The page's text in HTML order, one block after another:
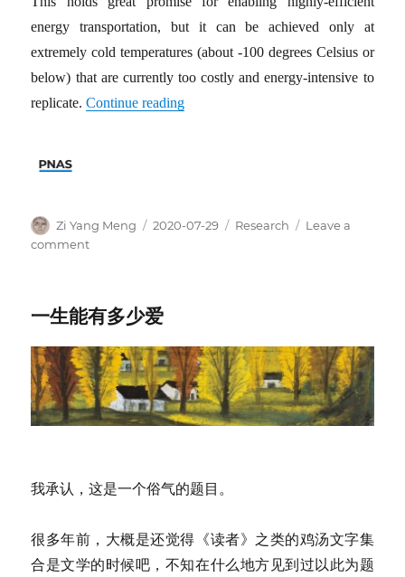
energy transportation, but it can be achieved only at
extremely cold temperatures (about -100 degrees Celsius or
below) that are currently too costly and energy-intensive to
replicate.Continue reading
Author
Zi Yang Meng
Posted
2020-07-29 Categories
Research
Leave a
commenton
Quantum
一生能有多少爱
我承认，这是一个俗气的题目。
很多年前，大概是还觉得《读者》之类的鸡汤文字集
合是文学的时候吧，不知在什么地方见到过以此为题